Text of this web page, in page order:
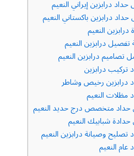
درابزين إيراني النعيم
درابزين باكستاني النعيم
النعيم
درابزين النعيم
تصاميم درابزين النعيم
تركيب درابزين
درابزين رخيص وشاطر
مظلات النعيم
حداد متخصص درج حديد النعيم
شبابيك النعيم
تصليح وصيانة درابزين النعيم
عام النعيم